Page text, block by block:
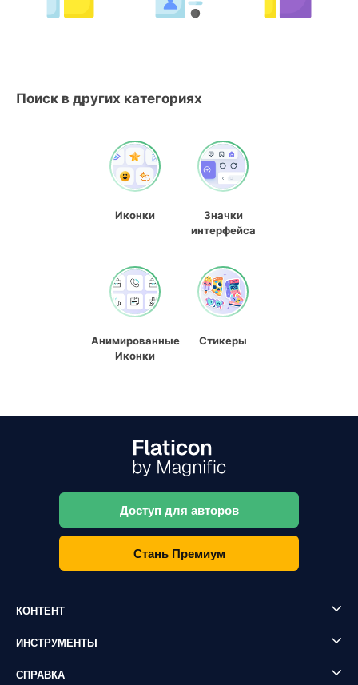
Поиск в других категориях
Иконки
Значки
интерфейса
Анимированные
Иконки
Стикеры
Доступ для авторов
Стань Премиум
КОНТЕНТ
ИНСТРУМЕНТЫ
СПРАВКА